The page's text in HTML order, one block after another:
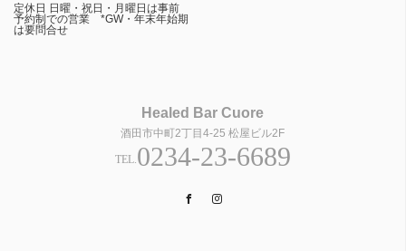
定休日 日曜・祝日・月曜日は事前
予約制での営業 *GW・年末年始期
は要問合せ
Healed Bar Cuore
酒田市中町2丁目4-25 松屋ビル2F
TEL.0234-23-6689
Facebook